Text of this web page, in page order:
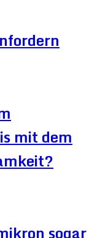
mit dem
sogar